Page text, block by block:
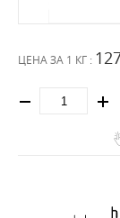
ЦЕНА ЗА 1 КГ :